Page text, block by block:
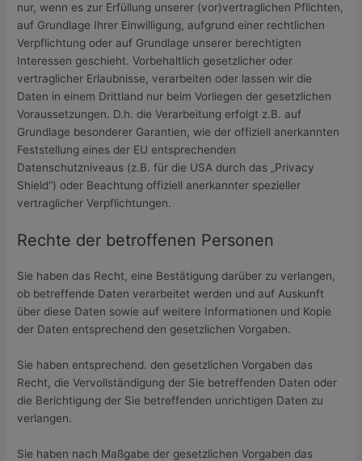
nur, wenn es zur Erfüllung unserer (vor)vertraglichen Pflichten,
auf Grundlage Ihrer Einwilligung, aufgrund einer rechtlichen
Verpflichtung oder auf Grundlage unserer berechtigten
Interessen geschieht. Vorbehaltlich gesetzlicher oder
vertraglicher Erlaubnisse, verarbeiten oder lassen wir die
Daten in einem Drittland nur beim Vorliegen der gesetzlichen
Voraussetzungen. D.h. die Verarbeitung erfolgt z.B. auf
Grundlage besonderer Garantien, wie der offiziell anerkannten
Feststellung eines der EU entsprechenden
Datenschutzniveaus (z.B. für die USA durch das „Privacy
Shield“) oder Beachtung offiziell anerkannter spezieller
vertraglicher Verpflichtungen.
Rechte der betroffenen Personen
Sie haben das Recht, eine Bestätigung darüber zu verlangen,
ob betreffende Daten verarbeitet werden und auf Auskunft
über diese Daten sowie auf weitere Informationen und Kopie
der Daten entsprechend den gesetzlichen Vorgaben.
Sie haben entsprechend. den gesetzlichen Vorgaben das
Recht, die Vervollständigung der Sie betreffenden Daten oder
die Berichtigung der Sie betreffenden unrichtigen Daten zu
verlangen.
Sie haben nach Maßgabe der gesetzlichen Vorgaben das